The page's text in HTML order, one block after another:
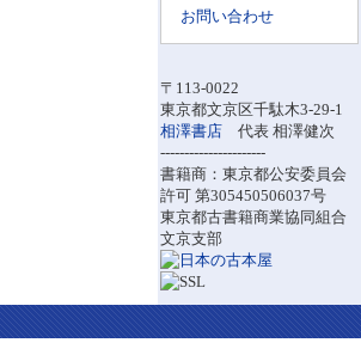
お問い合わせ
〒113-0022
東京都文京区千駄木3-29-1
相澤書店 代表 相澤健次
----------------------
書籍商：東京都公安委員会
許可 第305450506037号
東京都古書籍商業協同組合
文京支部